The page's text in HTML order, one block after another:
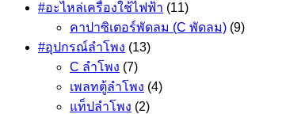
#อะไหล่เครื่องใช้ไฟฟ้า (11)
คาปาซิเตอร์พัดลม (C พัดลม) (9)
#อุปกรณ์ลำโพง (13)
C ลำโพง (7)
เพลทตู้ลำโพง (4)
แท็ปลำโพง (2)